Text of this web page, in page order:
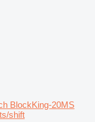
BlockKing-20MS
shift